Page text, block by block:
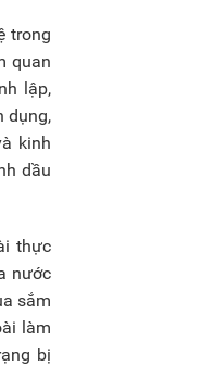
trong
quan
lập,
dụng,
kinh
dầu
thực
nước
sắm
làm
bị